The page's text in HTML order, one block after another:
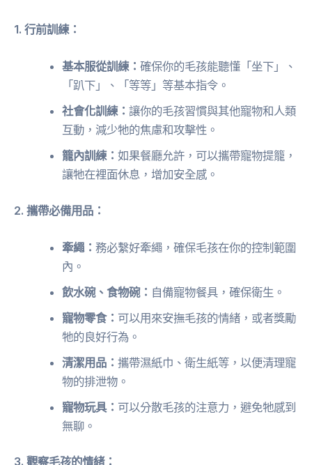
1. 行前訓練：
基本服從訓練：確保你的毛孩能聽懂「坐下」、
「趴下」、「等等」等基本指令。
社會化訓練：讓你的毛孩習慣與其他寵物和人類
互動，減少牠的焦慮和攻擊性。
籠內訓練：如果餐廳允許，可以攜帶寵物提籠，
讓牠在裡面休息，增加安全感。
2. 攜帶必備用品：
牽繩：務必繫好牽繩，確保毛孩在你的控制範圍
內。
飲水碗、食物碗： 自備寵物餐具，確保衛生。
寵物零食： 可以用來安撫毛孩的情緒，或者獎勵
牠的良好行為。
清潔用品：攜帶濕紙巾、衛生紙等，以便清理寵
物的排泄物。
寵物玩具： 可以分散毛孩的注意力，避免牠感到
無聊。
3. 觀察毛孩的情緒：